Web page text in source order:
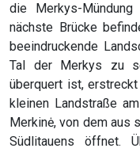
die Merkys-
nächste Brücke
beeindruckende
Tal der Merkys zu
überquert ist,
kleinen Landstraße
Merkinė, von dem aus
Südlitauens öffnet.